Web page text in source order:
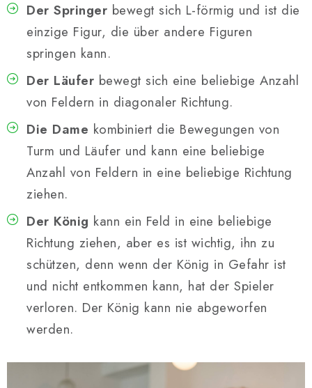
Der Springer bewegt sich L-förmig und ist die
einzige Figur, die über andere Figuren
springen kann.
Der Läufer bewegt sich eine beliebige Anzahl
von Feldern in diagonaler Richtung.
Die Dame kombiniert die Bewegungen von
Turm und Läufer und kann eine beliebige
Anzahl von Feldern in eine beliebige Richtung
ziehen.
Der König kann ein Feld in eine beliebige
Richtung ziehen, aber es ist wichtig, ihn zu
schützen, denn wenn der König in Gefahr ist
und nicht entkommen kann, hat der Spieler
verloren. Der König kann nie abgeworfen
werden.